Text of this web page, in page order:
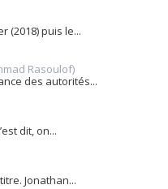
(2018) puis le...
Rasoulof)
des autorités...
dit, on...
Jonathan...